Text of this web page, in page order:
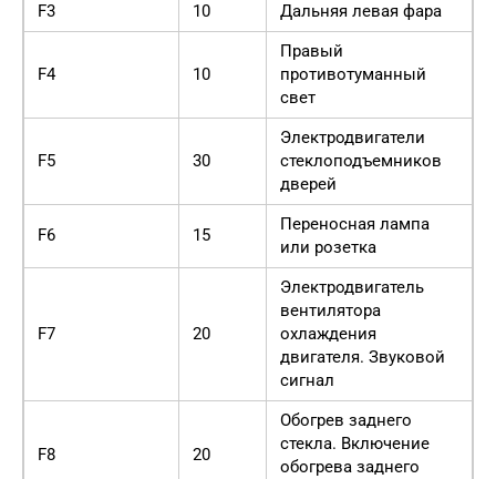
F3
10 Дальняя левая фара
F4 10
Правый
противотуманный
свет
F5 30
Электродвигатели
стеклоподъемников
дверей
F6 15
Переносная лампа
или розетка
F7 20
Электродвигатель
вентилятора
охлаждения
двигателя. Звуковой
сигнал
F8 20
Обогрев заднего
стекла. Включение
обогрева заднего